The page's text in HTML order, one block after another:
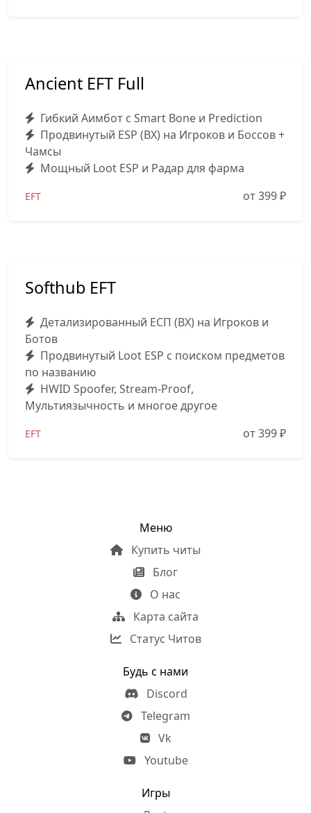
Ancient EFT Full
Гибкий Аимбот с Smart Bone и Prediction
Продвинутый ESP (ВХ) на Игроков и Боссов +
Чамсы
Мощный Loot ESP и Радар для фарма
EFT от 399₽
Softhub EFT
Детализированный ЕСП (ВХ) на Игроков и
Ботов
Продвинутый Loot ESP с поиском предметов
по названию
HWID Spoofer, Stream-Proof,
Мультиязычность и многое другое
EFT от 399₽
Меню
Купить читы
Блог
О нас
Карта сайта
Статус Читов
Будь с нами
Discord
Telegram
Vk
Youtube
Игры